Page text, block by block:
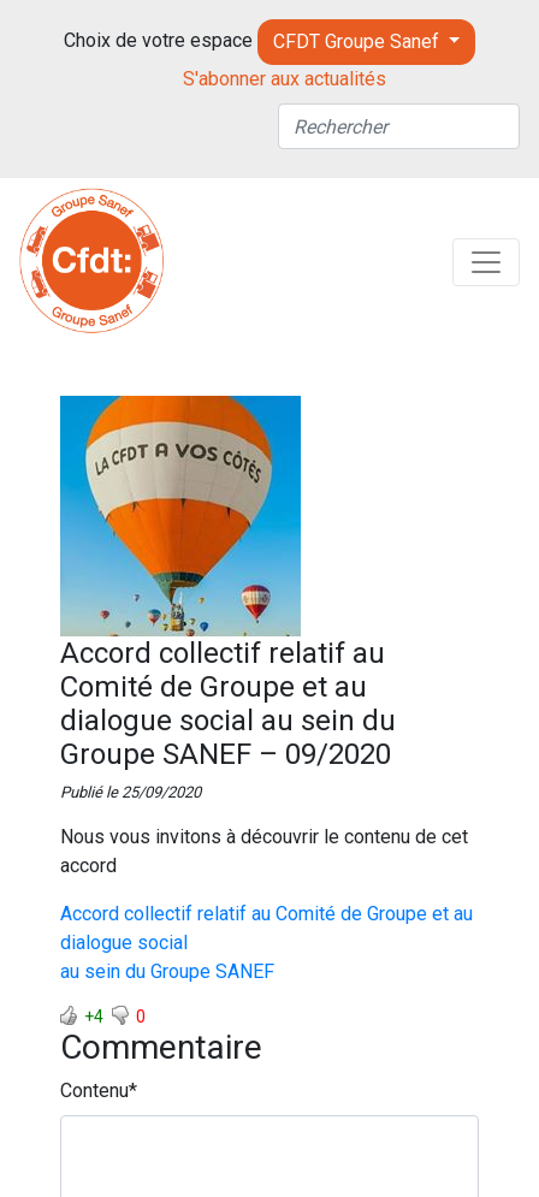
Choix de votre espace
CFDT Groupe Sanef
S'abonner aux actualités
Accord collectif relatif au
Comité de Groupe et au
dialogue social au sein du
Groupe SANEF – 09/2020
Publié le 25/09/2020
Nous vous invitons à découvrir le contenu de cet
accord
Accord collectif relatif au Comité de Groupe et au
dialogue social
au sein du Groupe SANEF
+4 0
Commentaire
Contenu*